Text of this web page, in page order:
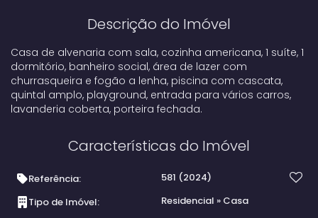
Descrição do Imóvel
Casa de alvenaria com sala, cozinha americana, 1 suíte, 1
dormitório, banheiro social, área de lazer com
churrasqueira e fogão a lenha, piscina com cascata,
quintal amplo, playground, entrada para vários carros,
lavanderia coberta, porteira fechada.
Características do Imóvel
Referência: 581 (2024)
Tipo de Imóvel:
Residencial » Casa